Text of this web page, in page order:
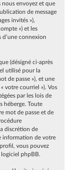
nous envoyez et que
de message
invités »),
») et les
d’une connexion
(désigné ci-après
utilisé pour la
de passe »), et une
votre courriel »). Vos
par les lois de
héberge. Toute
mot de passe et de
discrétion de
information de votre
vous pouvez
phpBB.